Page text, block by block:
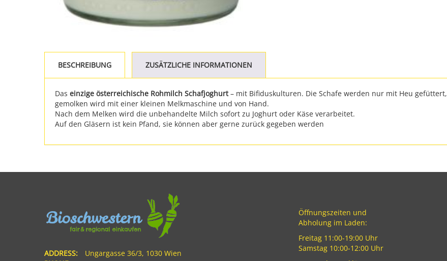
BESCHREIBUNG ZUSÄTZLICHE INFORMATIONEN
Das einzige österreichische Rohmilch Schafjoghurt– mit Bifiduskulturen. Die Schafe werden nur mit Heu gefüttert,
gemolken wird mit einer kleinen Melkmaschine und von Hand.
Nach dem Melken wird die unbehandelte Milch sofort zu Joghurt oder Käse verarbeitet.
Auf den Gläsern ist kein Pfand, sie können aber gerne zurück gegeben werden
ADDRESS:
Ungargasse 36/3, 1030 Wien
Öffnungszeiten und
Abholung im Laden:
Freitag 11:00-19:00 Uhr
Samstag 10:00-12:00 Uhr